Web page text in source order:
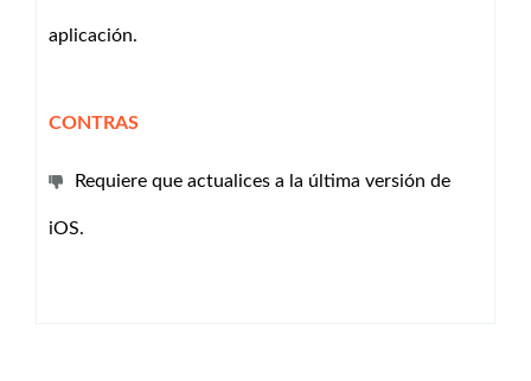
aplicación.
CONTRAS
Requiere que actualices a la última versión de
iOS.